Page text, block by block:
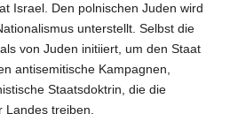
Israel. Den polnischen Juden wird
unterstellt. Selbst die
von Juden initiiert, um den Staat
antisemitische Kampagnen,
Staatsdoktrin, die die
treiben.